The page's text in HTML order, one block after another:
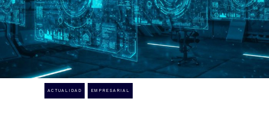
ACTUALIDAD EMPRESARIAL